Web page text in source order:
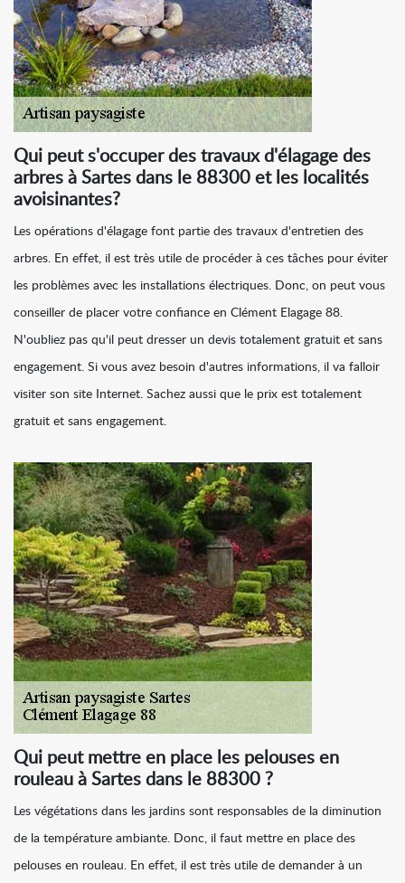
Qui peut s'occuper des travaux d'élagage des
arbres à Sartes dans le 88300 et les localités
avoisinantes?
Les opérations d'élagage font partie des travaux d'entretien des
arbres. En effet, il est très utile de procéder à ces tâches pour éviter
les problèmes avec les installations électriques. Donc, on peut vous
conseiller de placer votre confiance en Clément Elagage 88.
N'oubliez pas qu'il peut dresser un devis totalement gratuit et sans
engagement. Si vous avez besoin d'autres informations, il va falloir
visiter son site Internet. Sachez aussi que le prix est totalement
gratuit et sans engagement.
Qui peut mettre en place les pelouses en
rouleau à Sartes dans le 88300 ?
Les végétations dans les jardins sont responsables de la diminution
de la température ambiante. Donc, il faut mettre en place des
pelouses en rouleau. En effet, il est très utile de demander à un